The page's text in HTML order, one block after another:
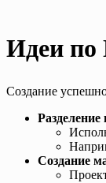
Идеи по
Создание
Разделение
Создание